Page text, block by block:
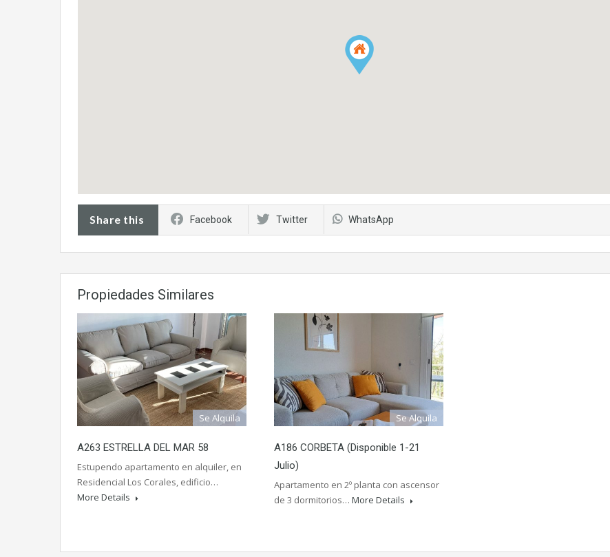
Share this Facebook Twitter WhatsApp
Propiedades Similares
Se Alquila
A263 ESTRELLA DEL MAR 58
Estupendo apartamento en alquiler, en
Residencial Los Corales, edificio…
More Details
Se Alquila
A186 CORBETA (Disponible 1-21
Julio)
Apartamento en 2º planta con ascensor
de 3 dormitorios… More Details